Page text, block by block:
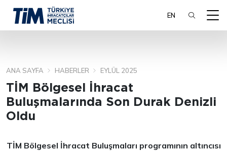
EN
ARA
ANA SAYFA HABERLER EYLÜL 2025
TİM Bölgesel İhracat
Buluşmalarında Son Durak Denizli
Oldu
TİM Bölgesel İhracat Buluşmaları programının altıncısı